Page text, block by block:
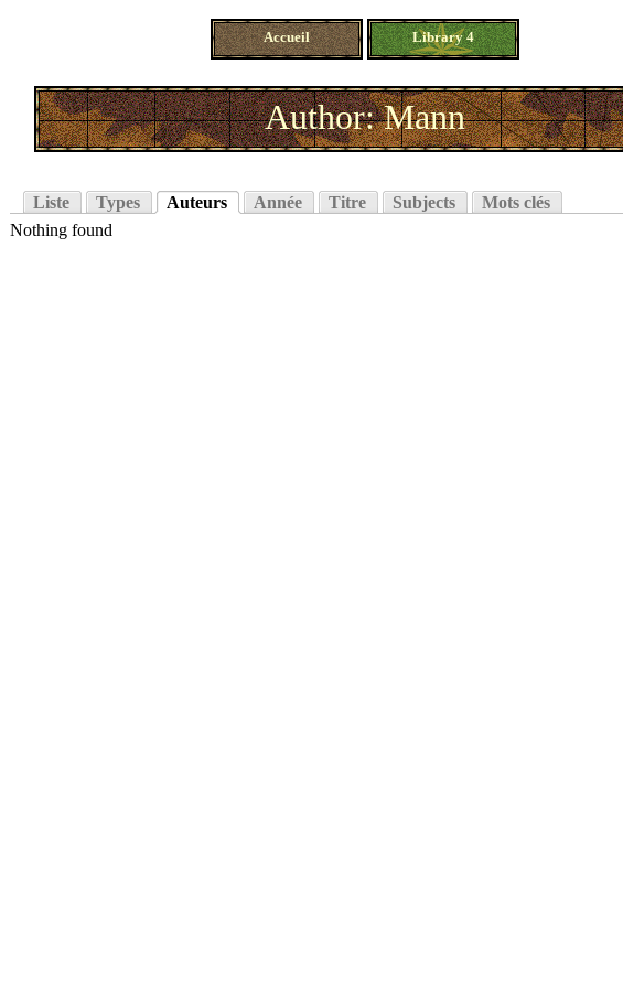
Accueil Library 4
Author: Mann
Liste Types Auteurs Année Titre Subjects
Mots clés
Nothing found